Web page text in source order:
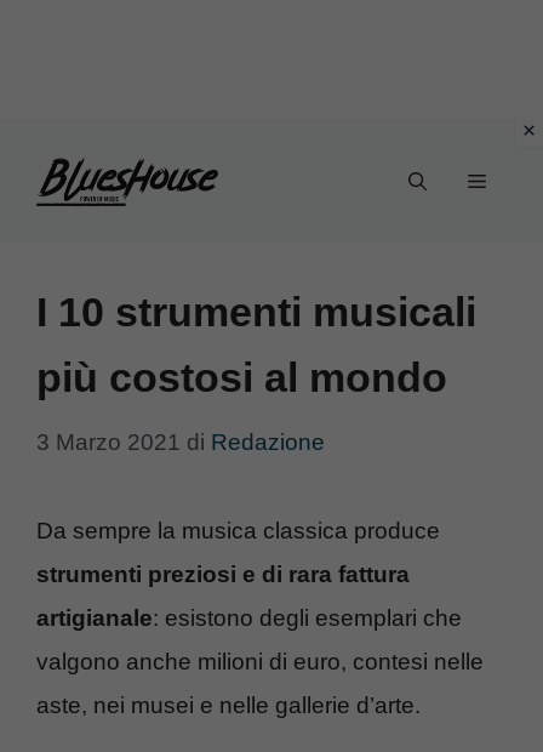
Menu
I 10 strumenti musicali
più costosi al mondo
3 Marzo 2021 di Redazione
Da sempre la musica classica produce
strumenti preziosi e di rara fattura
artigianale: esistono degli esemplari che
valgono anche milioni di euro, contesi nelle
aste, nei musei e nelle gallerie d’arte.